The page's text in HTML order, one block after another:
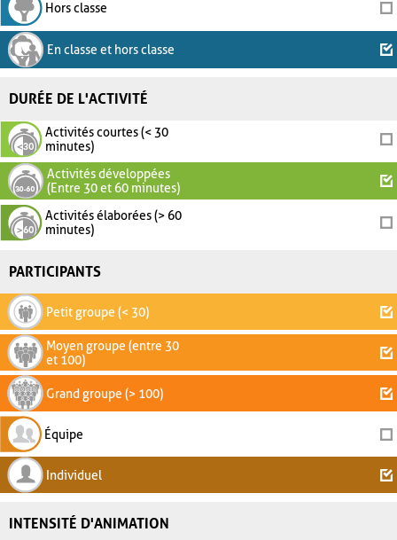
Hors classe
En classe et hors classe
DURÉE DE L'ACTIVITÉ
Activités courtes (< 30
minutes)
Activités développées
(Entre 30 et 60 minutes)
Activités élaborées (> 60
minutes)
PARTICIPANTS
Petit groupe (< 30)
Moyen groupe (entre 30
et 100)
Grand groupe (> 100)
Équipe
Individuel
INTENSITÉ D'ANIMATION